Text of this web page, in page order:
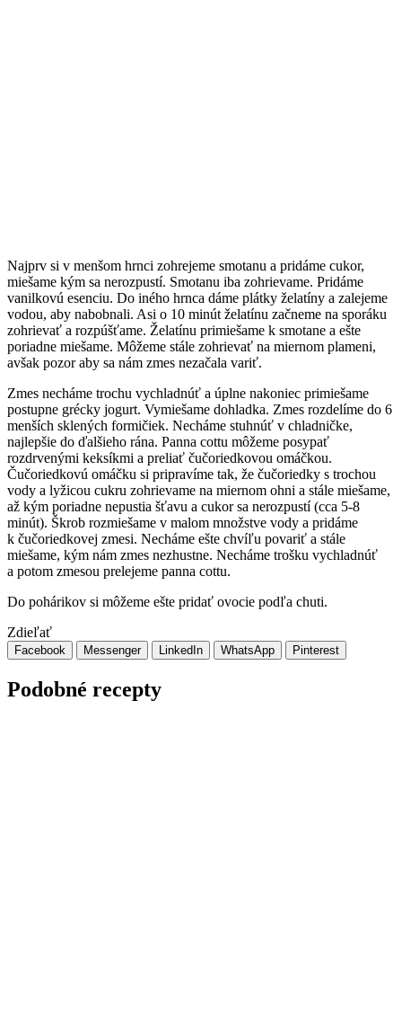
Najprv si v menšom hrnci zohrejeme smotanu a pridáme cukor,
miešame kým sa nerozpustí. Smotanu iba zohrievame. Pridáme
vanilkovú esenciu. Do iného hrnca dáme plátky želatíny a zalejeme
vodou, aby nabobnali. Asi o 10 minút želatínu začneme na sporáku
zohrievať a rozpúšťame. Želatínu primiešame k smotane a ešte
poriadne miešame. Môžeme stále zohrievať na miernom plameni,
avšak pozor aby sa nám zmes nezačala variť.
Zmes necháme trochu vychladnúť a úplne nakoniec primiešame
postupne grécky jogurt. Vymiešame dohladka. Zmes rozdelíme do 6
menších sklených formičiek. Necháme stuhnúť v chladničke,
najlepšie do ďalšieho rána. Panna cottu môžeme posypať
rozdrvenými keksíkmi a preliať čučoriedkovou omáčkou.
Čučoriedkovú omáčku si pripravíme tak, že čučoriedky s trochou
vody a lyžicou cukru zohrievame na miernom ohni a stále miešame,
až kým poriadne nepustia šťavu a cukor sa nerozpustí (cca 5-8
minút). Škrob rozmiešame v malom množstve vody a pridáme
k čučoriedkovej zmesi. Necháme ešte chvíľu povariť a stále
miešame, kým nám zmes nezhustne. Necháme trošku vychladnúť
a potom zmesou prelejeme panna cottu.
Do pohárikov si môžeme ešte pridať ovocie podľa chuti.
Zdieľať
Facebook Messenger LinkedIn WhatsApp Pinterest
Podobné recepty